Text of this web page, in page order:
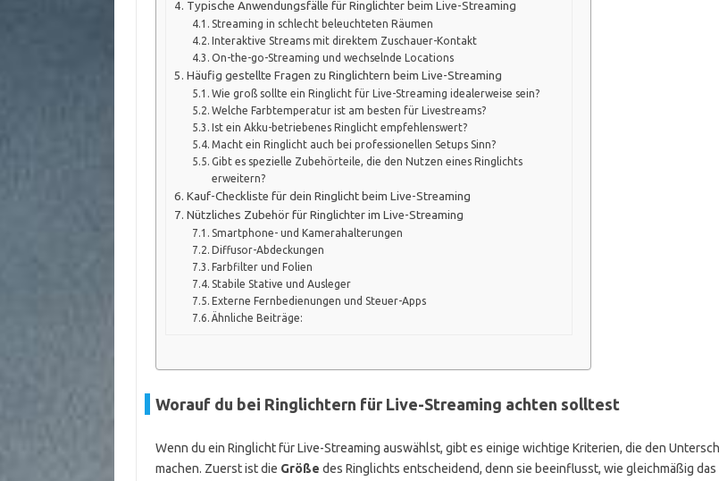
Typische Anwendungsfälle für Ringlichter beim Live-Streaming
Streaming in schlecht beleuchteten Räumen
Interaktive Streams mit direktem Zuschauer-Kontakt
On-the-go-Streaming und wechselnde Locations
Häufig gestellte Fragen zu Ringlichtern beim Live-Streaming
Wie groß sollte ein Ringlicht für Live-Streaming idealerweise sein?
Welche Farbtemperatur ist am besten für Livestreams?
Ist ein Akku-betriebenes Ringlicht empfehlenswert?
Macht ein Ringlicht auch bei professionellen Setups Sinn?
Gibt es spezielle Zubehörteile, die den Nutzen eines Ringlichts
erweitern?
Kauf-Checkliste für dein Ringlicht beim Live-Streaming
Nützliches Zubehör für Ringlichter im Live-Streaming
Smartphone- und Kamerahalterungen
Diffusor-Abdeckungen
Farbfilter und Folien
Stabile Stative und Ausleger
Externe Fernbedienungen und Steuer-Apps
Ähnliche Beiträge:
Worauf du bei Ringlichtern für Live-Streaming achten solltest
Wenn du ein Ringlicht für Live-Streaming auswählst, gibt es einige wichtige Kriterien, die den
machen. Zuerst ist die Größe des Ringlichts entscheidend, denn sie beeinflusst, wie gleichmäßig das